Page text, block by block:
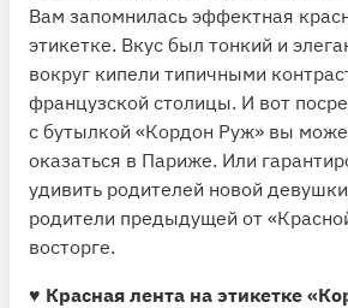
Вам запомнилась эффектная
этикетке. Вкус был тонкий и
вокруг кипели типичными
французской столицы. И вот
с бутылкой «Кордон Руж» вы
оказаться в Париже. Или
удивить родителей новой
родители предыдущей от
восторге.
♥️ Красная лента на этикетке